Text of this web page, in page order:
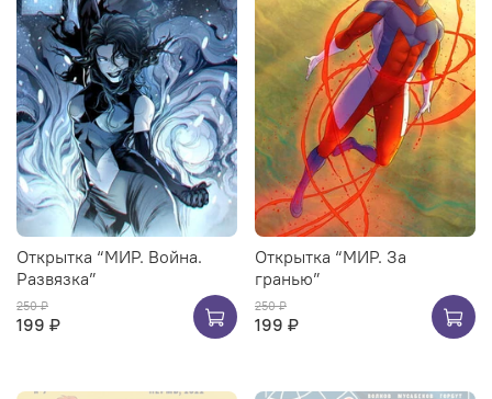
Открытка “МИР. Война.
Развязка”
250 ₽
199 ₽
Открытка “МИР. За
гранью”
250 ₽
199 ₽